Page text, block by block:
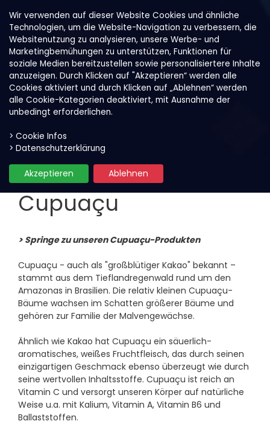
Wir verwenden auf dieser Website Cookies und ähnliche
Technologien, um die Website-Navigation zu verbessern, die
Websitenutzung zu analysieren, unsere Werbe- und
Marketingbemühungen zu unterstützen, Funktionen für
soziale Medien bereitzustellen sowie personalisiertere Inhalte
anzuzeigen. Durch Klicken auf "Akzeptieren“ werden alle
Cookies aktiviert und durch Klicken auf „Ablehnen“ werden
alle Cookie-Kategorien deaktiviert, mit Ausnahme der
unbedingt erforderlichen.
> Cookie Infos
> Datenschutzerklärung
Ablehnen
Akzeptieren
Unsere Früchte
Produktfilter
Cupuaçu
> Springe zu unseren Cupuaçu-Produkten
Cupuaçu - auch als "großblütiger Kakao" bekannt –
stammt aus dem Tieflandregenwald rund um den
Amazonas in Brasilien. Die relativ kleinen Cupuaçu-
Bäume wachsen im Schatten größerer Bäume und
gehören zur Familie der Malvengewächse.
Ähnlich wie Kakao hat Cupuaçu ein säuerlich-
aromatisches, weißes Fruchtfleisch, das durch seinen
einzigartigen Geschmack ebenso überzeugt wie durch
seine wertvollen Inhaltsstoffe. Cupuaçu ist reich an
Vitamin C und versorgt unseren Körper auf natürliche
Weise u.a. mit Kalium, Vitamin A, Vitamin B6 und
Ballaststoffen.